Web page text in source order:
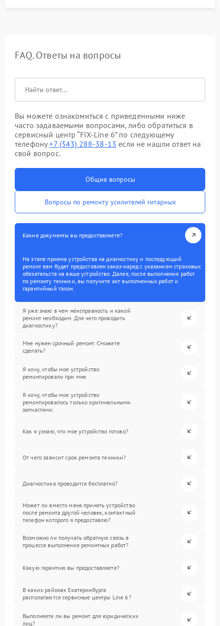
FAQ. Ответы на вопросы
Вы можете ознакомиться с приведенными ниже
часто задаваемыми вопросами, либо обратиться в
сервисный центр “FIX-Line 6” по следующему
телефону+7 (343) 288-38-13 если не нашли ответ на
свой вопрос.
Общие вопросы
Вопросы по ремонту усилителей гитарных
Какие документы вы предоставляете?
На этапе приема устройства на диагностику и последующий
ремонт вам будет предоставлен заказ-наряд с указанием страховых
обязательств на ваше устройство. Далее, после выполнения работ
по ремонту техники, вы получите акт выполненных работ и
гарантийный талон.
Я уже знаю в чем неисправность и какой
ремонт необходим. Для чего проводить
диагностику?
Мне нужен срочный ремонт. Сможете
сделать?
Я хочу, чтобы мое устройство
ремонтировали при мне.
Я хочу, чтобы мое устройство
ремонтировалось только оригинальными
запчастями.
Как я узнаю, что мое устройство готово?
От чего зависит срок ремонта техники?
Диагностика проводится бесплатно?
Может ли вместо меня принять устройство
после ремонта другой человек, контактный
телефон которого я предоставлю?
Возможно ли получать обратную связь в
процессе выполнения ремонтных работ?
Какую гарантию вы предоставляете?
В каких районах Екатеринбурга
располагаются сервисные центры Line 6?
Выполняете ли вы ремонт для юридических
лиц?